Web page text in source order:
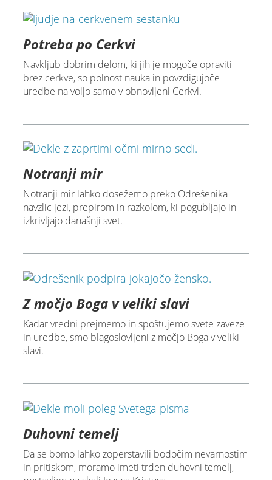
Potreba po Cerkvi
Navkljub dobrim delom, ki jih je mogoče opraviti
brez cerkve, so polnost nauka in povzdigujoče
uredbe na voljo samo v obnovljeni Cerkvi.
Notranji mir
Notranji mir lahko dosežemo preko Odrešenika
navzlic jezi, prepirom in razkolom, ki pogubljajo in
izkrivljajo današnji svet.
Z močjo Boga v veliki slavi
Kadar vredni prejmemo in spoštujemo svete zaveze
in uredbe, smo blagoslovljeni z močjo Boga v veliki
slavi.
Duhovni temelj
Da se bomo lahko zoperstavili bodočim nevarnostim
in pritiskom, moramo imeti trden duhovni temelj,